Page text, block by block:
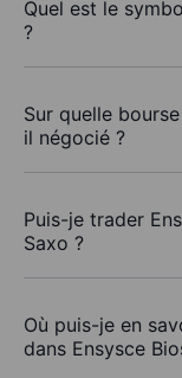
Quel est le
?
Sur quelle
il négocié ?
Puis-je trader
Saxo ?
Où puis-je en
dans Ensysce